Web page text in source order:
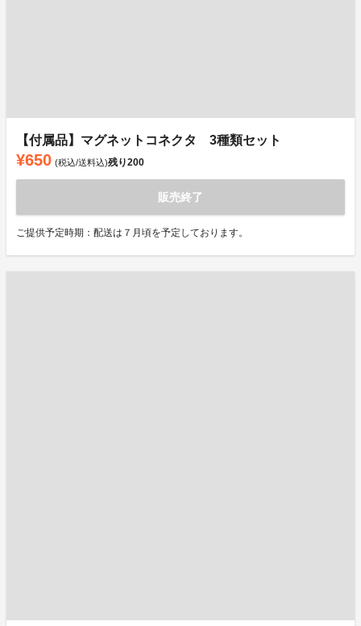
【付属品】マグネットコネクタ 3種類セット
¥650 (税込/送料込)残り200
販売終了
ご提供予定時期：配送は７月頃を予定しております。